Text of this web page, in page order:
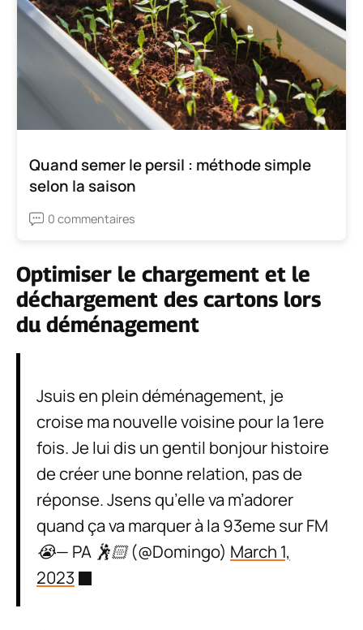
Quand semer le persil : méthode simple
selon la saison
0 commentaires
Optimiser le chargement et le
déchargement des cartons lors
du déménagement
Jsuis en plein déménagement, je
croise ma nouvelle voisine pour la 1ere
fois. Je lui dis un gentil bonjour histoire
de créer une bonne relation, pas de
réponse. Jsens qu’elle va m’adorer
quand ça va marquer à la 93eme sur FM
😭— PA 🕺🏻 (@Domingo) March 1,
2023